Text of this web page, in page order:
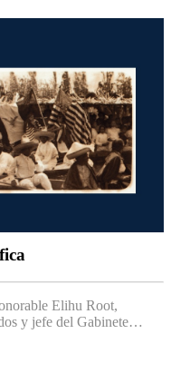
Elihu Root,
y jefe del Gabinete…